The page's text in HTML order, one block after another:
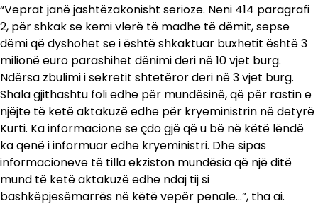
“Veprat janë jashtëzakonisht serioze. Neni 414 paragrafi
2, për shkak se kemi vlerë të madhe të dëmit, sepse
dëmi që dyshohet se i është shkaktuar buxhetit është 3
milionë euro parashihet dënimi deri në 10 vjet burg.
Ndërsa zbulimi i sekretit shtetëror deri në 3 vjet burg.
Shala gjithashtu foli edhe për mundësinë, që për rastin e
njëjte të ketë aktakuzë edhe për kryeministrin në detyrë
Kurti. Ka informacione se çdo gjë që u bë në këtë lëndë
ka qenë i informuar edhe kryeministri. Dhe sipas
informacioneve të tilla ekziston mundësia që një ditë
mund të ketë aktakuzë edhe ndaj tij si
bashkëpjesëmarrës në këtë vepër penale…”, tha ai.